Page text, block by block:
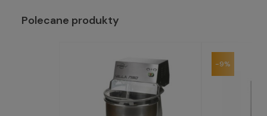
Polecane produkty
-9%